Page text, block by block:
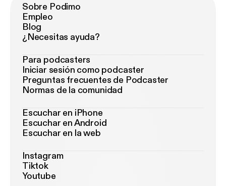
Sobre Podimo
Empleo
Blog
¿Necesitas ayuda?
Para podcasters
Iniciar sesión como podcaster
Preguntas frecuentes de Podcaster
Normas de la comunidad
Escuchar en iPhone
Escuchar en Android
Escuchar en la web
Instagram
Tiktok
Youtube